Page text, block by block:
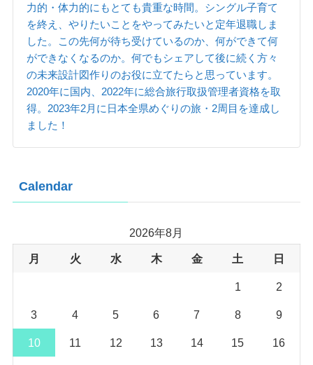
力的・体力的にもとても貴重な時間。シングル子育て
を終え、やりたいことをやってみたいと定年退職しま
した。この先何が待ち受けているのか、何ができて何
ができなくなるのか。何でもシェアして後に続く方々
の未来設計図作りのお役に立てたらと思っています。
2020年に国内、2022年に総合旅行取扱管理者資格を取
得。2023年2月に日本全県めぐりの旅・2周目を達成し
ました！
Calendar
2026年8月
月 火 水 木 金 土 日
1 2
3 4 5 6 7 8 9
10 11 12 13 14 15 16